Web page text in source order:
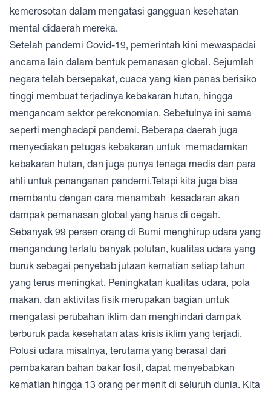
kemerosotan dalam mengatasi gangguan kesehatan
mental didaerah mereka.
Setelah pandemi Covid-19, pemerintah kini mewaspadai
ancama lain dalam bentuk pemanasan global. Sejumlah
negara telah bersepakat, cuaca yang kian panas berisiko
tinggi membuat terjadinya kebakaran hutan, hingga
mengancam sektor perekonomian. Sebetulnya ini sama
seperti menghadapi pandemi. Beberapa daerah juga
menyediakan petugas kebakaran untuk memadamkan
kebakaran hutan, dan juga punya tenaga medis dan para
ahli untuk penanganan pandemi.Tetapi kita juga bisa
membantu dengan cara menambah kesadaran akan
dampak pemanasan global yang harus di cegah.
Sebanyak 99 persen orang di Bumi menghirup udara yang
mengandung terlalu banyak polutan, kualitas udara yang
buruk sebagai penyebab jutaan kematian setiap tahun
yang terus meningkat. Peningkatan kualitas udara, pola
makan, dan aktivitas fisik merupakan bagian untuk
mengatasi perubahan iklim dan menghindari dampak
terburuk pada kesehatan atas krisis iklim yang terjadi.
Polusi udara misalnya, terutama yang berasal dari
pembakaran bahan bakar fosil, dapat menyebabkan
kematian hingga 13 orang per menit di seluruh dunia. Kita